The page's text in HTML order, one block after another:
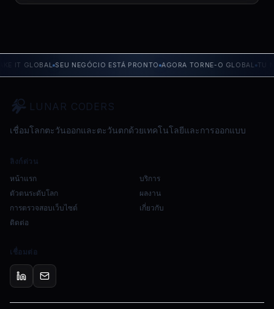
IT GLOBAL SEU NEGÓCIO ESTÁ PRONTO AGORA TORNE-O GLOBAL TU
LUNAR CODERS
เชื่อมโลกตะวันออกและตะวันตกด้วยเทคโนโลยีและการออกแบบ
ลิงก์ด่วน
หน้าแรก
บริการ
ตัวตนระดับโลก
ผลงาน
การตรวจสอบเว็บไซต์
เกี่ยวกับ
ติดต่อ
เชื่อมต่อ